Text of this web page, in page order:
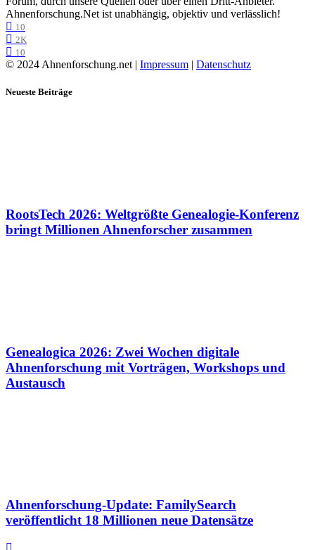
Ahnenforschung.Net ist unabhängig, objektiv und verlässlich!
10
2K
10
© 2024 Ahnenforschung.net | Impressum | Datenschutz
Neueste Beiträge
RootsTech 2026: Weltgrößte Genealogie-Konferenz
bringt Millionen Ahnenforscher zusammen
Genealogica 2026: Zwei Wochen digitale
Ahnenforschung mit Vorträgen, Workshops und
Austausch
Ahnenforschung-Update: FamilySearch
veröffentlicht 18 Millionen neue Datensätze